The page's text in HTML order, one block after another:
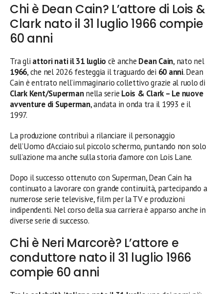
Chi è Dean Cain? L’attore di Lois &
Clark nato il 31 luglio 1966 compie
60 anni
Tra gli attori nati il 31 luglio c’è anche Dean Cain, nato nel
1966, che nel 2026 festeggia il traguardo dei 60 anni. Dean
Cain è entrato nell’immaginario collettivo grazie al ruolo di
Clark Kent/Supermannella serie Lois & Clark – Le nuove
avventure di Superman, andata in onda tra il 1993 e il
1997.
La produzione contribuì a rilanciare il personaggio
dell’Uomo d’Acciaio sul piccolo schermo, puntando non solo
sull’azione ma anche sulla storia d’amore con Lois Lane.
Dopo il successo ottenuto con Superman, Dean Cain ha
continuato a lavorare con grande continuità, partecipando a
numerose serie televisive, film per la TV e produzioni
indipendenti. Nel corso della sua carriera è apparso anche in
diverse serie di successo.
Chi è Neri Marcorè? L’attore e
conduttore nato il 31 luglio 1966
compie 60 anni